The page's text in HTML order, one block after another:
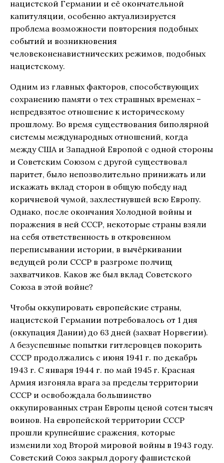
нацистской Германии и её окончательной
капитуляции, особенно актуализируется
проблема возможности повторения подобных
событий и возникновения
человеконенавистнических режимов, подобных
нацистскому.
Одним из главных факторов, способствующих
сохранению памяти о тех страшных временах –
непредвзятое отношение к историческому
прошлому. Во время существования биполярной
системы международных отношений, когда
между США и Западной Европой с одной стороны
и Советским Союзом с другой существовал
паритет, было непозволительно принижать или
искажать вклад сторон в общую победу над
коричневой чумой, захлестнувшей всю Европу.
Однако, после окончания Холодной войны и
поражения в ней СССР, некоторые страны взяли
на себя ответственность в откровенном
переписывании истории, в вычёркивании
ведущей роли СССР в разгроме полчищ
захватчиков. Каков же был вклад Советского
Союза в этой войне?
Чтобы оккупировать европейские страны,
нацистской Германии потребовалось от 1 дня
(оккупация Дании) до 63 дней (захват Норвегии).
А безуспешные попытки гитлеровцев покорить
СССР продолжались с июня 1941 г. по декабрь
1943 г. С января 1944 г. по май 1945 г. Красная
Армия изгоняла врага за пределы территории
СССР и освобождала большинство
оккупированных стран Европы ценой сотен тысяч
воинов. На европейской территории СССР
прошли крупнейшие сражения, которые
изменили ход Второй мировой войны в 1943 году.
Советский Союз закрыл дорогу фашистской